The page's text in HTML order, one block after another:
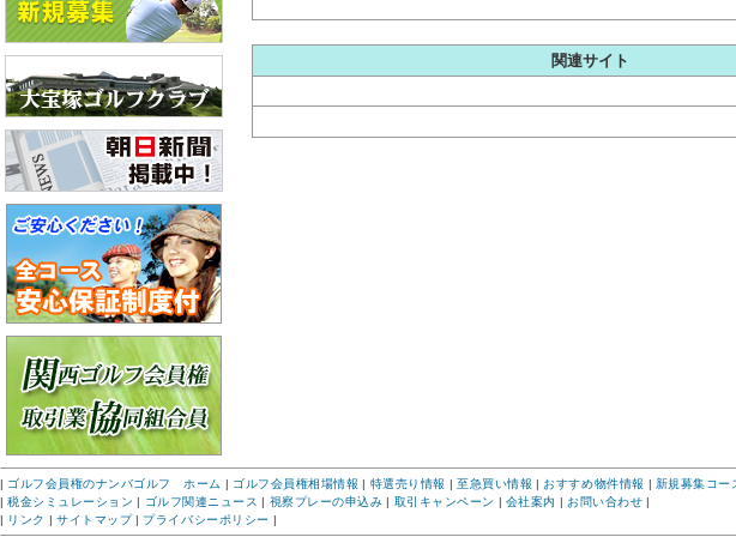
関連サイト
| ゴルフ会員権のナンバゴルフ ホーム | ゴルフ会員権相場情報 | 特選売り情報 |至急買い情報 | おすすめ物件情報 | 新規募集コー
|税金シミュレーション | ゴルフ関連ニュース | 視察プレーの申込み | 取引キャンペーン | 会社案内 | お問い合わせ |
| リンク |サイトマップ| プライバシーポリシー |